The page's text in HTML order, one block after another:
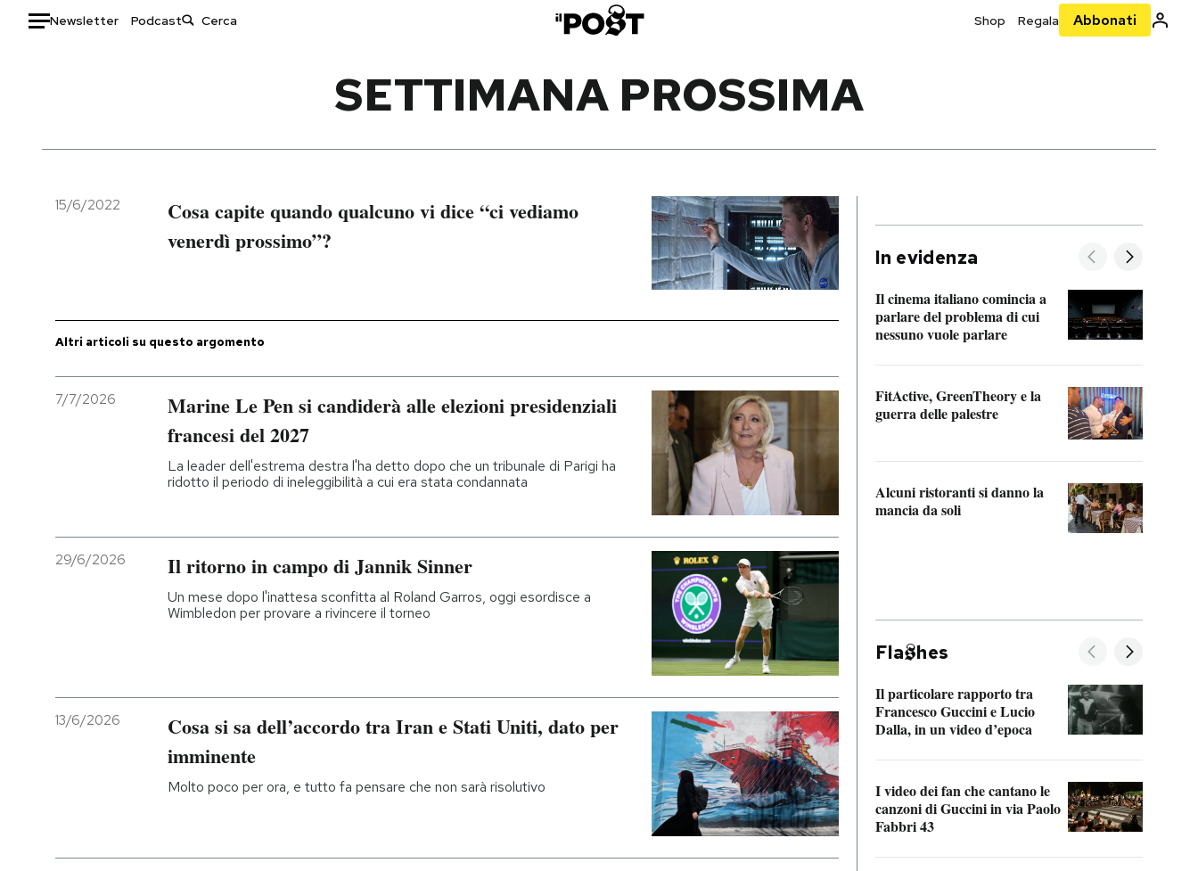
Newsletter Podcast Shop Regala Abbonati
Italia
Politica
Moda
Storie/Idee
Ok Boomer!
I MIEI PREFERITI
AREA PERSONALE
SETTIMANA PROSSIMA
15/6/2022
Cosa capite quando qualcuno vi dice “ci vediamo
venerdì prossimo”?
Altri articoli su questo argomento
7/7/2026
Marine Le Pen si candiderà alle elezioni presidenziali
francesi del 2027
La leader dell'estrema destra l'ha detto dopo che un tribunale di Parigi ha
ridotto il periodo di ineleggibilità a cui era stata condannata
29/6/2026 Il ritorno in campo di Jannik Sinner
Un mese dopo l'inattesa sconfitta al Roland Garros, oggi esordisce a
Wimbledon per provare a rivincere il torneo
13/6/2026
Cosa si sa dell’accordo tra Iran e Stati Uniti, dato per
imminente
Molto poco per ora, e tutto fa pensare che non sarà risolutivo
In evidenza
Il cinema italiano comincia a
parlare del problema di cui
nessuno vuole parlare
FitActive, GreenTheory e la
guerra delle palestre
Alcuni ristoranti si danno la
mancia da soli
Fla hes
Il particolare rapporto tra
Francesco Guccini e Lucio
Dalla, in un video d’epoca
I video dei fan che cantano le
canzoni di Guccini in via Paolo
Fabbri 43